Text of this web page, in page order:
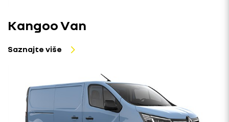
Kangoo Van
Saznajte više